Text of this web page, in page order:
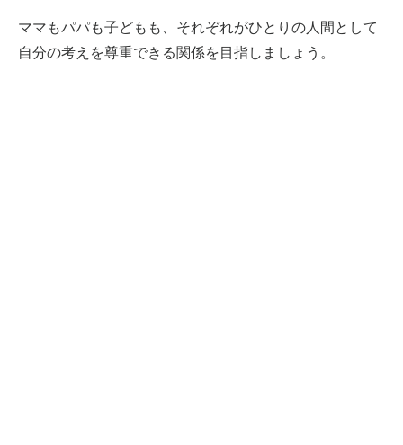
ママもパパも子どもも、それぞれがひとりの人間として
自分の考えを尊重できる関係を目指しましょう。